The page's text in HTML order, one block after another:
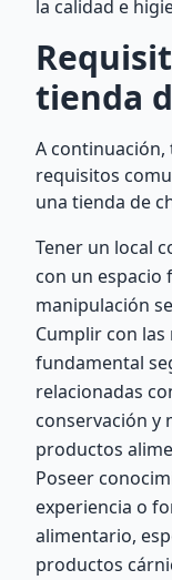
la calidad e
tienda
A
requisitos
una tienda de
Tener un local
con un espacio
manipulación
Cumplir con las
fundamental
relacionadas
conservación y
productos
Poseer
experiencia o
alimentario,
productos